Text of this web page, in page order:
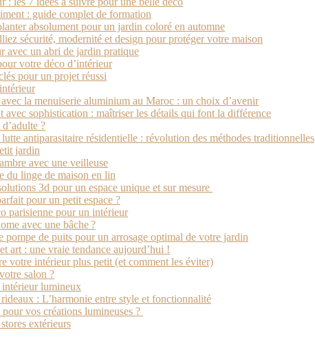
: guide complet de formation
absolument pour un jardin coloré en automne
sécurité, modernité et design pour protéger votre maison
avec un abri de jardin pratique
votre déco d’intérieur
pour un projet réussi
la menuiserie aluminium au Maroc : un choix d’avenir
avec sophistication : maîtriser les détails qui font la différence
?
antiparasitaire résidentielle : révolution des méthodes traditionnelles
jardin
avec une veilleuse
du linge de maison en lin
3d pour un espace unique et sur mesure
pour un petit espace ?
parisienne pour un intérieur
avec une bâche ?
pompe de puits pour un arrosage optimal de votre jardin
art : une vraie tendance aujourd’hui !
votre intérieur plus petit (et comment les éviter)
salon ?
lumineux
: L’harmonie entre style et fonctionnalité
vos créations lumineuses ?
extérieurs